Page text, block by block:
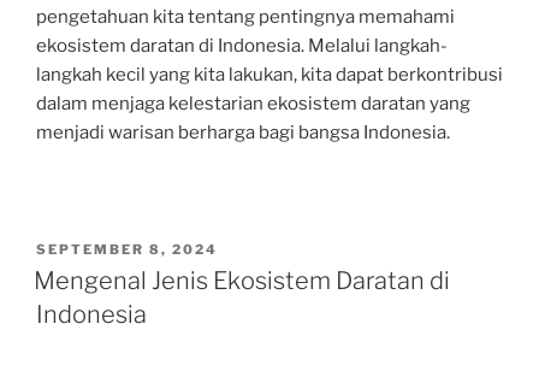
pengetahuan kita tentang pentingnya memahami
ekosistem daratan di Indonesia. Melalui langkah-
langkah kecil yang kita lakukan, kita dapat berkontribusi
dalam menjaga kelestarian ekosistem daratan yang
menjadi warisan berharga bagi bangsa Indonesia.
POSTED
ON
SEPTEMBER 8, 2024
Mengenal Jenis Ekosistem Daratan di
Indonesia